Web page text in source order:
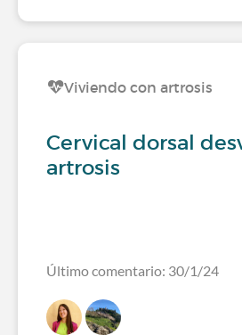
Viviendo con artrosis
Cervical dorsal
artrosis
Último comentario: 30/1/24